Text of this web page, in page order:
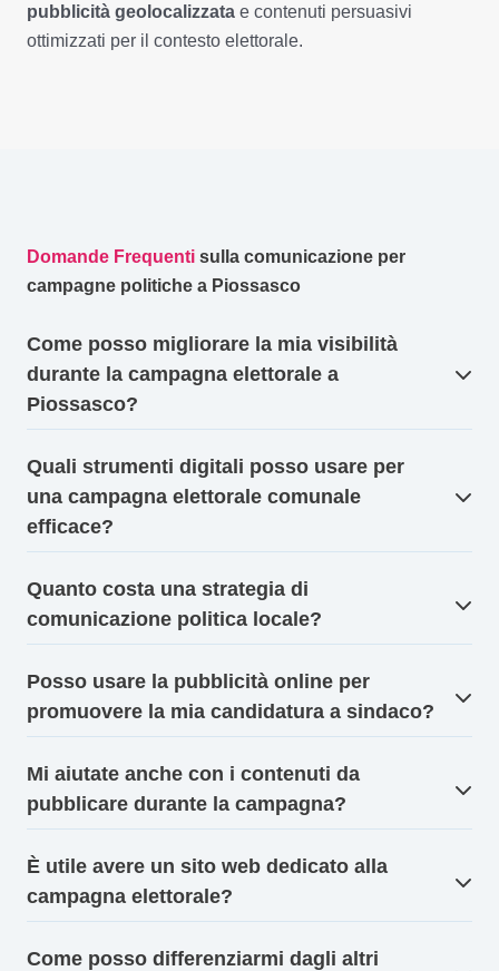
pubblicità geolocalizzata e contenuti persuasivi
ottimizzati per il contesto elettorale.
Domande Frequenti sulla comunicazione per
campagne politiche a Piossasco
Come posso migliorare la mia visibilità
durante la campagna elettorale a
Piossasco?
Quali strumenti digitali posso usare per
una campagna elettorale comunale
efficace?
Quanto costa una strategia di
comunicazione politica locale?
Posso usare la pubblicità online per
promuovere la mia candidatura a sindaco?
Mi aiutate anche con i contenuti da
pubblicare durante la campagna?
È utile avere un sito web dedicato alla
campagna elettorale?
Come posso differenziarmi dagli altri